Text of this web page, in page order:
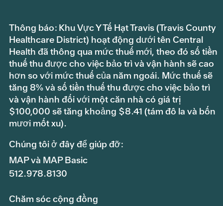
Thông báo: Khu Vực Y Tế Hạt Travis (Travis County
Healthcare District) hoạt động dưới tên Central
Health đã thông qua mức thuế mới, theo đó số tiền
thuế thu được cho việc bảo trì và vận hành sẽ cao
hơn so với mức thuế của năm ngoái. Mức thuế sẽ
tăng 8% và số tiền thuế thu được cho việc bảo trì
và vận hành đối với một căn nhà có giá trị
$100,000 sẽ tăng khoảng $8.41 (tám đô la và bốn
mươi mốt xu).
Chúng tôi ở đây để giúp đỡ:
MAP và MAP Basic
512.978.8130
Chăm sóc cộng đồng